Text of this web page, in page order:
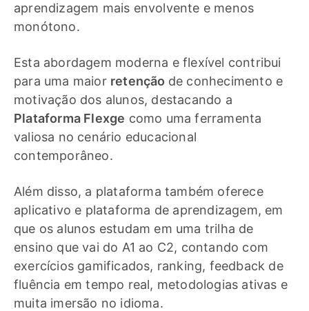
aprendizagem mais envolvente e menos
monótono.
Esta abordagem moderna e flexível contribui
para uma maior retenção de conhecimento e
motivação dos alunos, destacando a
Plataforma Flexge como uma ferramenta
valiosa no cenário educacional
contemporâneo.
Além disso, a plataforma também oferece
aplicativo e plataforma de aprendizagem, em
que os alunos estudam em uma trilha de
ensino que vai do A1 ao C2, contando com
exercícios gamificados, ranking, feedback de
fluência em tempo real, metodologias ativas e
muita imersão no idioma.